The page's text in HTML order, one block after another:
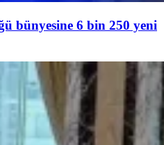
bünyesine 6 bin 250 yeni